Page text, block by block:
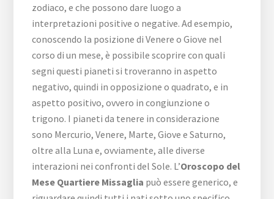
zodiaco, e che possono dare luogo a
interpretazioni positive o negative. Ad esempio,
conoscendo la posizione di Venere o Giove nel
corso di un mese, è possibile scoprire con quali
segni questi pianeti si troveranno in aspetto
negativo, quindi in opposizione o quadrato, e in
aspetto positivo, ovvero in congiunzione o
trigono. I pianeti da tenere in considerazione
sono Mercurio, Venere, Marte, Giove e Saturno,
oltre alla Luna e, ovviamente, alle diverse
interazioni nei confronti del Sole. L’Oroscopo del
Mese Quartiere Missaglia può essere generico, e